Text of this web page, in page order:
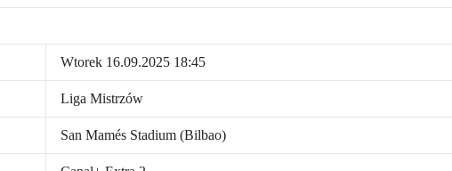
Wtorek 16.09.2025 18:45
Liga Mistrzów
San Mamés Stadium (Bilbao)